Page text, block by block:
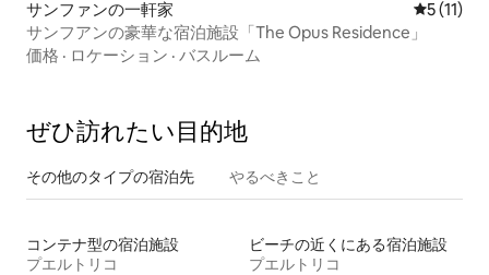
サンファンの一軒家 レビュー
5 (11)
サンフアンの豪華な宿泊施設「The Opus Residence」
価格 · ロケーション · バスルーム
ぜひ訪⁠れ⁠た⁠い目⁠的⁠地
その他のタ⁠イ⁠プ⁠の宿⁠泊⁠先 やるべきこと
コンテナ型の宿泊施設
プエルトリコ
ビーチの近くにある宿泊施設
プエルトリコ